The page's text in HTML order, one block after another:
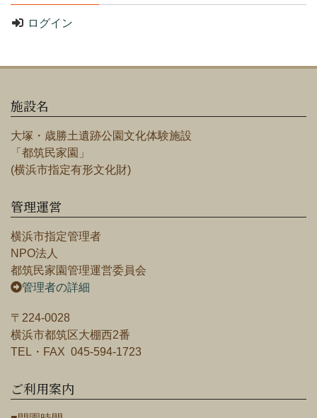
ログイン
施設名
大塚・歳勝土遺跡公園文化体験施設
「都筑民家園」
(横浜市指定有形文化財)
管理運営
横浜市指定管理者
NPO法人
都筑民家園管理運営委員会
管理者の詳細
〒224-0028
横浜市都筑区大棚西2番
TEL・FAX 045-594-1723
ご利用案内